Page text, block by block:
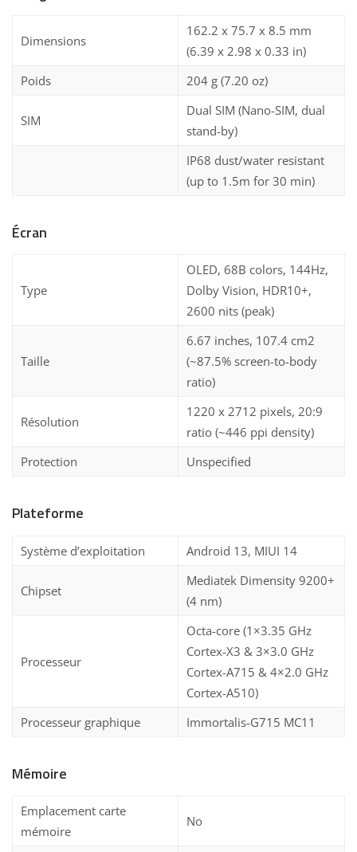
Dimensions
162.2 x 75.7 x 8.5 mm
(6.39 x 2.98 x 0.33 in)
Poids
204 g (7.20 oz)
SIM
Dual SIM (Nano-SIM, dual
stand-by)
IP68 dust/water resistant
(up to 1.5m for 30 min)
Écran
Type
OLED, 68B colors, 144Hz,
Dolby Vision, HDR10+,
2600 nits (peak)
Taille
6.67 inches, 107.4 cm2
(~87.5% screen-to-body
ratio)
Résolution
1220 x 2712 pixels, 20:9
ratio (~446 ppi density)
Protection
Unspecified
Plateforme
Système d’exploitation Android 13, MIUI 14
Chipset
Mediatek Dimensity 9200+
(4 nm)
Processeur
Octa-core (1×3.35 GHz
Cortex-X3 & 3×3.0 GHz
Cortex-A715 & 4×2.0 GHz
Cortex-A510)
Processeur graphique
Immortalis-G715 MC11
Mémoire
Emplacement carte
mémoire
No